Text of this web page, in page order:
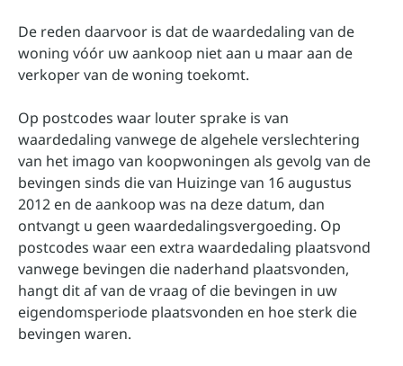
De reden daarvoor is dat de waardedaling van de
woning vóór uw aankoop niet aan u maar aan de
verkoper van de woning toekomt.
Op postcodes waar louter sprake is van
waardedaling vanwege de algehele verslechtering
van het imago van koopwoningen als gevolg van de
bevingen sinds die van Huizinge van 16 augustus
2012 en de aankoop was na deze datum, dan
ontvangt u geen waardedalingsvergoeding. Op
postcodes waar een extra waardedaling plaatsvond
vanwege bevingen die naderhand plaatsvonden,
hangt dit af van de vraag of die bevingen in uw
eigendomsperiode plaatsvonden en hoe sterk die
bevingen waren.